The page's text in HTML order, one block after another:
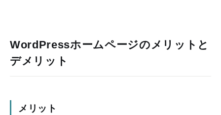
WordPressホームページのメリットと
デメリット
メリット